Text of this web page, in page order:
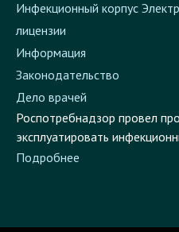
лицензии
Информация
Законодательство
Дело врачей
Роспотребнадзор провел
эксплуатировать
Подробнее